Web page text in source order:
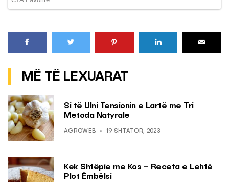
MË TË LEXUARAT
Si të Ulni Tensionin e Lartë me Tri
Metoda Natyrale
AGROWEB 19 SHTATOR, 2023
Kek Shtëpie me Kos – Receta e Lehtë
Plot Ëmbëlsi